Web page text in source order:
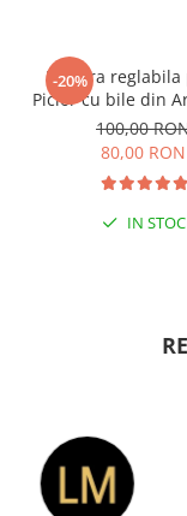
-20%
Bratara reglabila
Picior cu bile din
si margele
100,00
80,00 RON
IN STOC